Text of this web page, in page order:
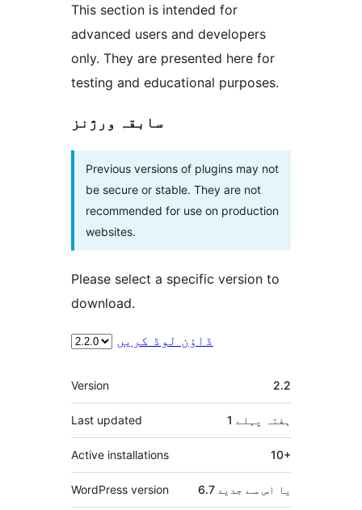
This section is intended for
advanced users and developers
only. They are presented here for
testing and educational purposes.
سابقہ ورژنز
Previous versions of plugins may not
be secure or stable. They are not
recommended for use on production
websites.
Please select a specific version to
download.
ڈاؤن لوڈ کریں
میٹا
Version 2.2
Last updated 1 ہفتہ پہلے
Active installations 10+
WordPress version 6.7 یا اس سے جدید